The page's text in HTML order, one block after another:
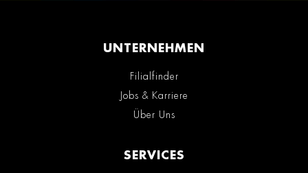
UNTERNEHMEN
Filialfinder
Jobs & Karriere
Über Uns
SERVICES